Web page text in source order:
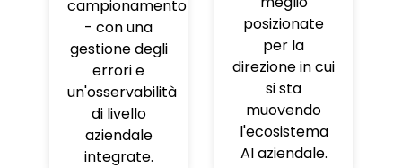
campionamento
- con una
gestione degli
errori e
un'osservabilità
di livello
aziendale
integrate.
posizionate
per la
direzione in cui
si sta
muovendo
l'ecosistema
AI aziendale.